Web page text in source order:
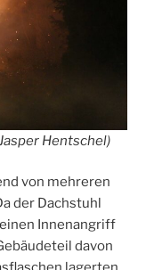
Hentschel)
von mehreren
der Dachstuhl
Innenangriff
davon